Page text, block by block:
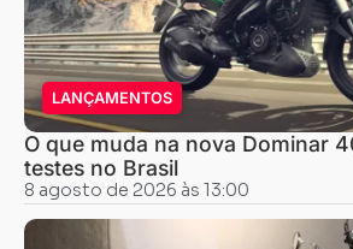
LANÇAMENTOS
O que muda na nova Dominar
testes no Brasil
8 agosto de 2026 às 13:00